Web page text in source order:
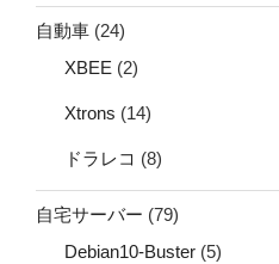
自動車 (24)
XBEE (2)
Xtrons (14)
ドラレコ (8)
自宅サーバー (79)
Debian10-Buster (5)